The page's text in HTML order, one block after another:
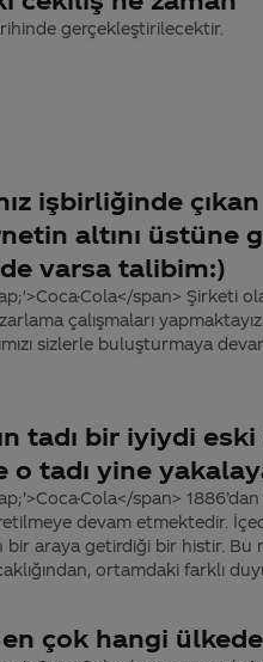
gerçekleştirilecektir.
işbirliğinde
altını üstüne
varsa talibim:)
Cola</span> Şirketi
çalışmaları
sizlerle buluşturmaya
tadı bir iyiydi
o tadı yine
Cola</span>
devam etmektedir.
bir araya getirdiği bir histir. Bu
ortamdaki farklı
çok hangi ülkede